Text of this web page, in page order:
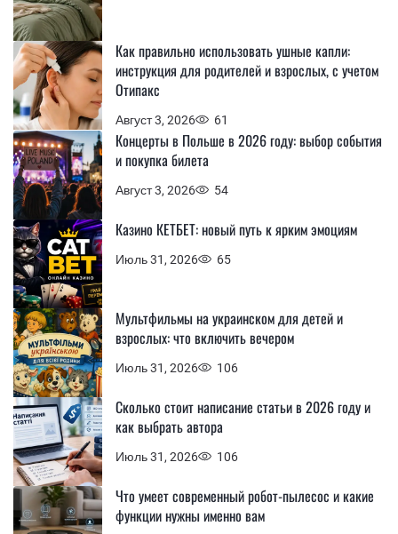
Август 3, 2026 61
Как правильно использовать ушные капли:
инструкция для родителей и взрослых, с учетом
Отипакс
Август 3, 2026 54
Концерты в Польше в 2026 году: выбор события
и покупка билета
Июль 31, 2026 65
Казино КЕТБЕТ: новый путь к ярким эмоциям
Июль 31, 2026 106
Мультфильмы на украинском для детей и
взрослых: что включить вечером
Июль 31, 2026 106
Сколько стоит написание статьи в 2026 году и
как выбрать автора
Что умеет современный робот-пылесос и какие
функции нужны именно вам